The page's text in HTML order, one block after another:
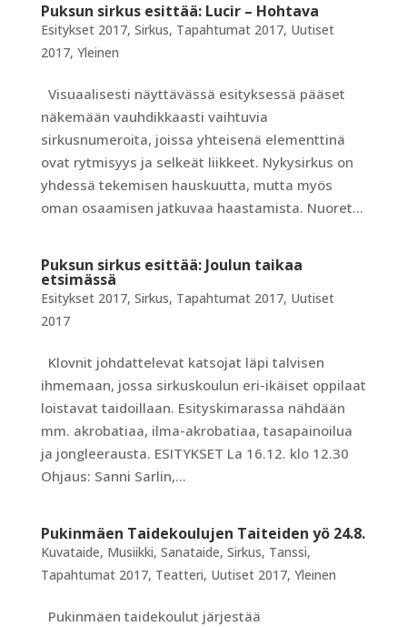
Puksun sirkus esittää: Lucir – Hohtava
Esitykset 2017, Sirkus, Tapahtumat 2017, Uutiset
2017, Yleinen
Visuaalisesti näyttävässä esityksessä pääset
näkemään vauhdikkaasti vaihtuvia
sirkusnumeroita, joissa yhteisenä elementtinä
ovat rytmisyys ja selkeät liikkeet. Nykysirkus on
yhdessä tekemisen hauskuutta, mutta myös
oman osaamisen jatkuvaa haastamista. Nuoret...
Puksun sirkus esittää: Joulun taikaa
etsimässä
Esitykset 2017, Sirkus, Tapahtumat 2017, Uutiset
2017
Klovnit johdattelevat katsojat läpi talvisen
ihmemaan, jossa sirkuskoulun eri-ikäiset oppilaat
loistavat taidoillaan. Esityskimarassa nähdään
mm. akrobatiaa, ilma-akrobatiaa, tasapainoilua
ja jongleerausta. ESITYKSET La 16.12. klo 12.30
Ohjaus: Sanni Sarlin,...
Pukinmäen Taidekoulujen Taiteiden yö 24.8.
Kuvataide, Musiikki, Sanataide, Sirkus, Tanssi,
Tapahtumat 2017, Teatteri, Uutiset 2017, Yleinen
Pukinmäen taidekoulut järjestää